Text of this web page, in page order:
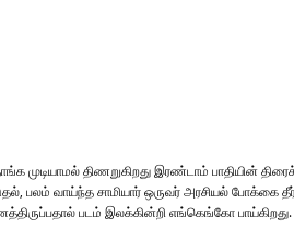
முடியாமல் திணறுகிறது இரண்டாம் பாதியின்
பலம் வாய்ந்த சாமியார் ஒருவர் அரசியல் போக்கை
படம் இலக்கின்றி எங்கெங்கோ